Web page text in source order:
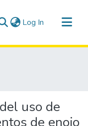
Log In (current)
uso de
de enojo